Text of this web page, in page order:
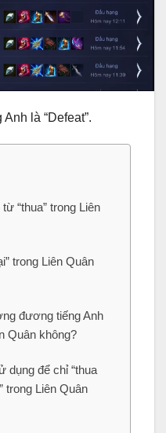
là “Defeat”.
“thua” trong Liên
trong Liên Quân
đương tiếng Anh
Quân không?
dụng để chỉ “thua
trong Liên Quân